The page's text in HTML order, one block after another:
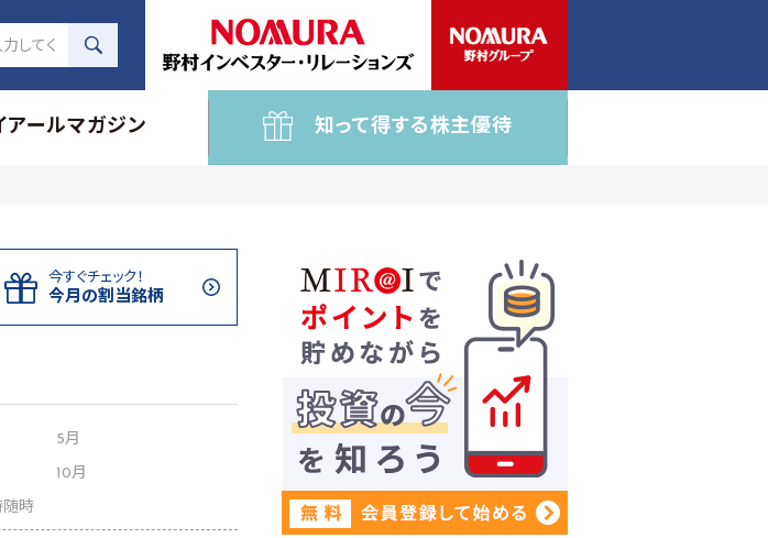
アールマガジン 知って得する株主優待
今すぐチェック！
今月の割当銘柄
5月
10月
随時